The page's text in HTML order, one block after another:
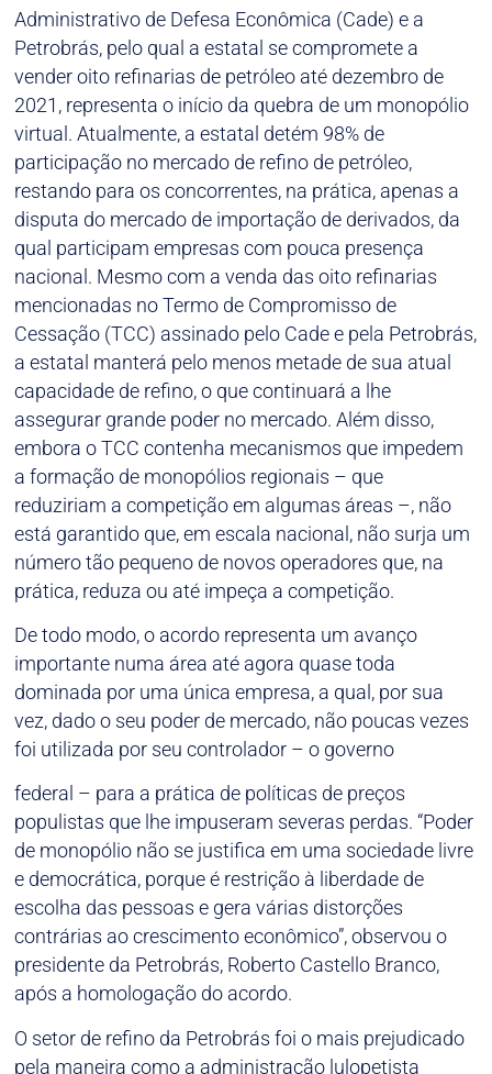
Administrativo de Defesa Econômica (Cade) e a
Petrobrás, pelo qual a estatal se compromete a
vender oito refinarias de petróleo até dezembro de
2021, representa o início da quebra de um monopólio
virtual. Atualmente, a estatal detém 98% de
participação no mercado de refino de petróleo,
restando para os concorrentes, na prática, apenas a
disputa do mercado de importação de derivados, da
qual participam empresas com pouca presença
nacional. Mesmo com a venda das oito refinarias
mencionadas no Termo de Compromisso de
Cessação (TCC) assinado pelo Cade e pela Petrobrás,
a estatal manterá pelo menos metade de sua atual
capacidade de refino, o que continuará a lhe
assegurar grande poder no mercado. Além disso,
embora o TCC contenha mecanismos que impedem
a formação de monopólios regionais – que
reduziriam a competição em algumas áreas –, não
está garantido que, em escala nacional, não surja um
número tão pequeno de novos operadores que, na
prática, reduza ou até impeça a competição.
De todo modo, o acordo representa um avanço
importante numa área até agora quase toda
dominada por uma única empresa, a qual, por sua
vez, dado o seu poder de mercado, não poucas vezes
foi utilizada por seu controlador – o governo
federal – para a prática de políticas de preços
populistas que lhe impuseram severas perdas. “Poder
de monopólio não se justifica em uma sociedade livre
e democrática, porque é restrição à liberdade de
escolha das pessoas e gera várias distorções
contrárias ao crescimento econômico”, observou o
presidente da Petrobrás, Roberto Castello Branco,
após a homologação do acordo.
O setor de refino da Petrobrás foi o mais prejudicado
pela maneira como a administração lulopetista